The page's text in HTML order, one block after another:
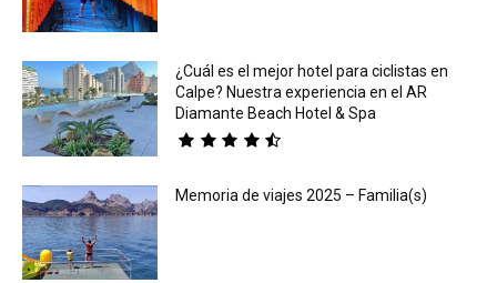
¿Cuál es el mejor hotel para ciclistas en
Calpe? Nuestra experiencia en el AR
Diamante Beach Hotel & Spa
Memoria de viajes 2025 – Familia(s)